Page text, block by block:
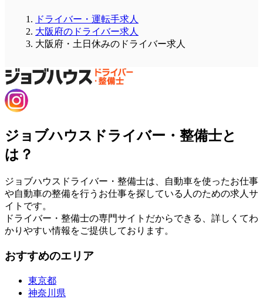
ドライバー・運転手求人
大阪府のドライバー求人
大阪府・土日休みのドライバー求人
ジョブハウスドライバー・整備士と
は？
ジョブハウスドライバー・整備士は、自動車を使ったお仕事
や自動車の整備を行うお仕事を探している人のための求人サ
イトです。
ドライバー・整備士の専門サイトだからできる、詳しくてわ
かりやすい情報をご提供しております。
おすすめのエリア
東京都
神奈川県